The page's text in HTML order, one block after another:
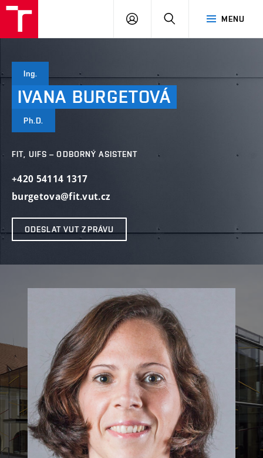
MENU
PŘIHLÁSIT
Ing.
IVANA BURGETOVÁ
Ph.D.
FIT, UIFS – ODBORNÝ ASISTENT
+420 54114 1317
burgetova@fit.vut.cz
ODESLAT VUT ZPRÁVU